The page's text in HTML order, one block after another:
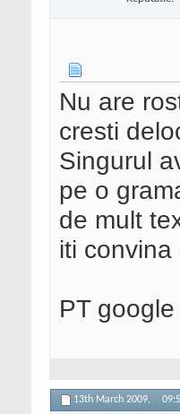
Nu are
cresti
Singurul
pe o
de mult
iti
PT
13th March 2009,